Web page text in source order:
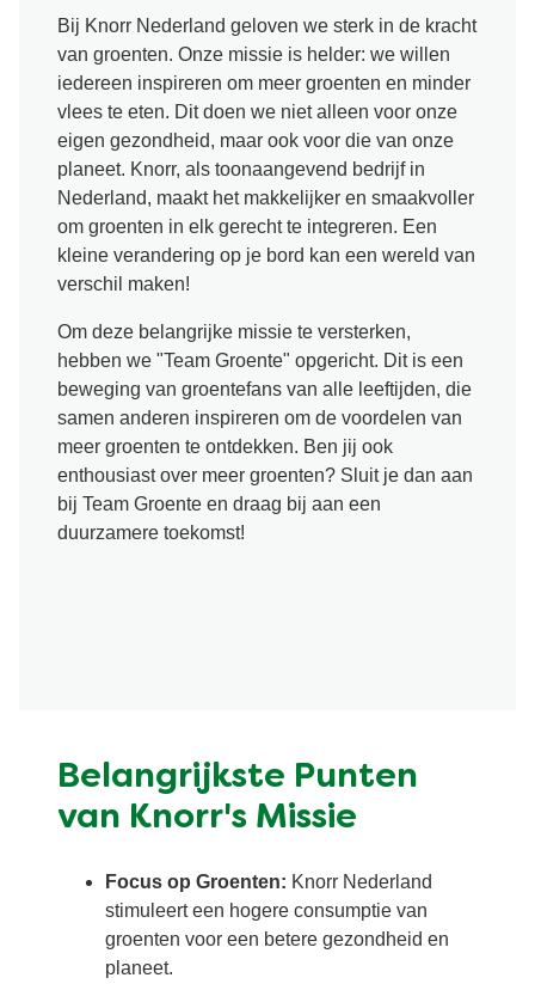
Snel en makkelijk
Vegetarisch
Wereldkeukens
Mixen
Smaakmakers
Sauzen en Jus
Soepen
Kant-en-klaar
Good Snacks
Terugroepactie Basilicum Roomsaus
Bij Knorr Nederland geloven we sterk in de kracht
van groenten. Onze missie is helder: we willen
iedereen inspireren om meer groenten en minder
vlees te eten. Dit doen we niet alleen voor onze
eigen gezondheid, maar ook voor die van onze
planeet. Knorr, als toonaangevend bedrijf in
Nederland, maakt het makkelijker en smaakvoller
om groenten in elk gerecht te integreren. Een
kleine verandering op je bord kan een wereld van
verschil maken!
Om deze belangrijke missie te versterken,
hebben we "Team Groente" opgericht. Dit is een
beweging van groentefans van alle leeftijden, die
samen anderen inspireren om de voordelen van
meer groenten te ontdekken. Ben jij ook
enthousiast over meer groenten? Sluit je dan aan
bij Team Groente en draag bij aan een
duurzamere toekomst!
Belangrijkste Punten
van Knorr's Missie
Focus op Groenten: Knorr Nederland
stimuleert een hogere consumptie van
groenten voor een betere gezondheid en
planeet.